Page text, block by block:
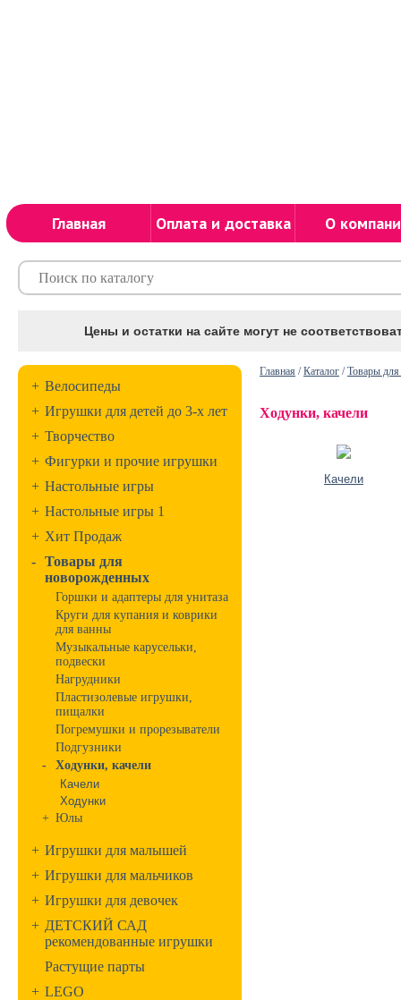
Главная Оплата и доставка О
Цены и остатки на сайте могут не
+ Велосипеды
+ Игрушки для детей до 3-х лет
+ Творчество
+ Фигурки и прочие игрушки
+ Настольные игры
+ Настольные игры 1
+ Хит Продаж
- Товары для
новорожденных
Горшки и адаптеры для унитаза
Круги для купания и коврики
для ванны
Музыкальные карусельки,
подвески
Нагрудники
Пластизолевые игрушки,
пищалки
Погремушки и прорезыватели
Подгузники
-
Ходунки, качели
Качели
Ходунки
+ Юлы
+ Игрушки для малышей
+ Игрушки для мальчиков
+ Игрушки для девочек
+ ДЕТСКИЙ САД
рекомендованные игрушки
Растущие парты
+ LEGO
Главная /Каталог /Товары
Ходунки, качели
Качели